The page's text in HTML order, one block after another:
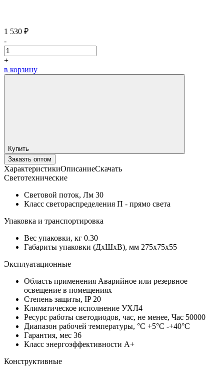
1 530 ₽
-
+
в корзину
Купить
Заказть оптом
ХарактеристикиОписаниеСкачать
Светотехнические
Световой поток, Лм 30
Класс светораспределения П - прямо света
Упаковка и транспортировка
Вес упаковки, кг 0.30
Габариты упаковки (ДхШхВ), мм 275х75х55
Эксплуатационные
Область применения Аварийное или резервное
освещение в помещениях
Степень защиты, IP 20
Климатическое исполнение УХЛ4
Ресурс работы светодиодов, час, не менее, Час 50000
Диапазон рабочей температуры, °С +5°C -+40°C
Гарантия, мес 36
Класс энергоэффективности A+
Конструктивные